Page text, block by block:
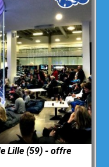
Lille (59) - offre